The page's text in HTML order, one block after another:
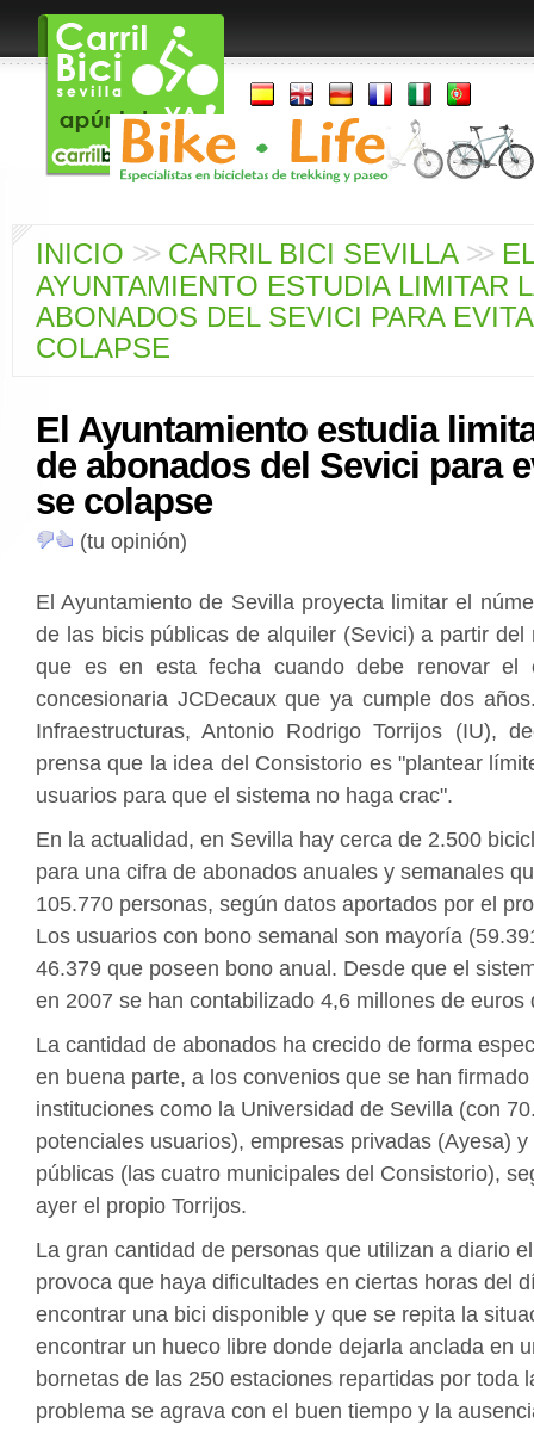
INICIO >> CARRIL BICI SEVILLA >>
AYUNTAMIENTO ESTUDIA LIMITAR
ABONADOS DEL SEVICI PARA
COLAPSE
El Ayuntamiento estudia
de abonados del Sevici para
se colapse
(tu opinión)
El Ayuntamiento de Sevilla proyecta limitar el
de las bicis públicas de alquiler (Sevici) a partir del
que es en esta fecha cuando debe renovar el
concesionaria JCDecaux que ya cumple dos
Infraestructuras, Antonio Rodrigo Torrijos (IU),
prensa que la idea del Consistorio es "plantear
usuarios para que el sistema no haga crac".
En la actualidad, en Sevilla hay cerca de 2.500
para una cifra de abonados anuales y semanales
105.770 personas, según datos aportados por el
Los usuarios con bono semanal son mayoría
46.379 que poseen bono anual. Desde que el
en 2007 se han contabilizado 4,6 millones de euros
La cantidad de abonados ha crecido de forma
en buena parte, a los convenios que se han firmado
instituciones como la Universidad de Sevilla (con
potenciales usuarios), empresas privadas (Ayesa)
públicas (las cuatro municipales del Consistorio),
ayer el propio Torrijos.
La gran cantidad de personas que utilizan a diario
provoca que haya dificultades en ciertas horas del
encontrar una bici disponible y que se repita la
encontrar un hueco libre donde dejarla anclada en
bornetas de las 250 estaciones repartidas por toda
problema se agrava con el buen tiempo y la